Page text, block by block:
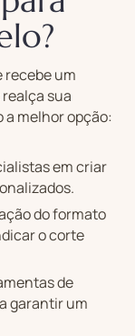
recebe um
sua
a melhor opção:
em criar
do formato
o corte
de
garantir um